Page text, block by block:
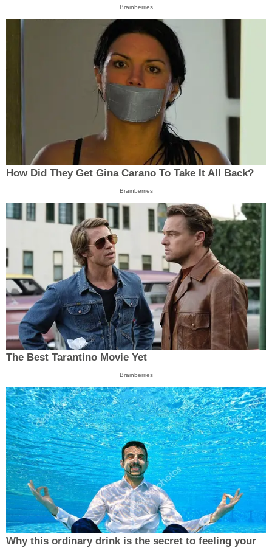
Brainberries
How Did They Get Gina Carano To Take It All Back?
Brainberries
The Best Tarantino Movie Yet
Brainberries
Why this ordinary drink is the secret to feeling your